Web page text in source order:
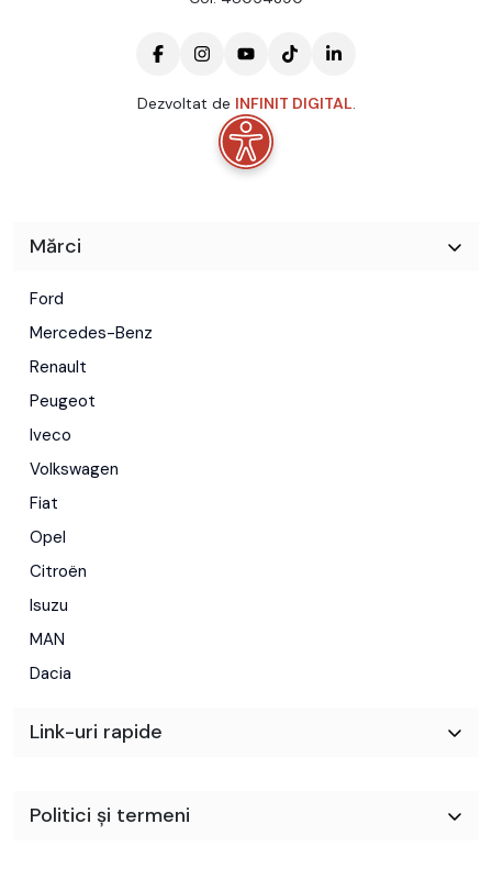
Dezvoltat de INFINIT DIGITAL.
Mărci
Ford
Mercedes-Benz
Renault
Peugeot
Iveco
Volkswagen
Fiat
Opel
Citroën
Isuzu
MAN
Dacia
Link-uri rapide
Politici și termeni